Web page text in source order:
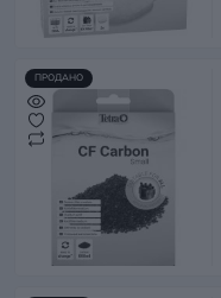
ПРОДАНО